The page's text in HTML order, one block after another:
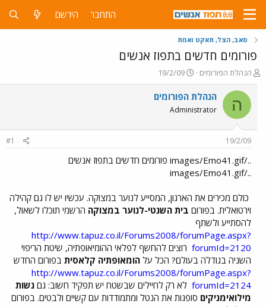
התחבר הירשם
סאב, הצל, תאקט ואמת
פורומים חדשים בתפוז אנשים
פ
ו
ת
ח
ה
ו
ש
הנהלת הפורומים
פ
ו
ר
ם
ר
י
ך
19/2/09
ה הנהלת הפורומים
Administrator
19/2/09
#1
../images/Emo41.gif פורומים חדשים בתפוז אנשים
../images/Emo41.gif
כולם מכירים את הארגון, המסייע לנוער במצוקה. עכשיו יש לו גם קהילה
וירטואלית. בפורום בית השנטי-לנוער במצוקה הרשמי תוכלו לשאול,
להסתייע ולשתף
http://www.tapuz.co.il/Forums2008/forumPage.aspx?
forumId=2120 רוצים להחשף לפלאי ההומיאופתיה, שיטת הריפוי
השניה בגודלה בעולם? הכל על הומאופתיה קלאסית בפורום החדש
http://www.tapuz.co.il/Forums2008/forumPage.aspx?
forumId=2124 לא רק לחיילים שבשטח יש תפקיד חשוב: גם נשות
מילואימניקים סופגות את הנטל ומתמודדות עם קשיים ולבטים. בפורום